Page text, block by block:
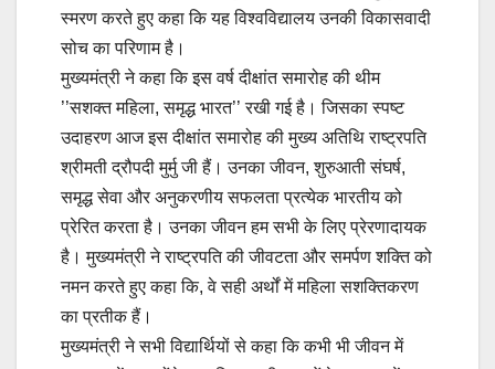
स्मरण करते हुए कहा कि यह विश्वविद्यालय उनकी विकासवादी
सोच का परिणाम है।
मुख्यमंत्री ने कहा कि इस वर्ष दीक्षांत समारोह की थीम
’’सशक्त महिला, समृद्ध भारत’’ रखी गई है। जिसका स्पष्ट
उदाहरण आज इस दीक्षांत समारोह की मुख्य अतिथि राष्ट्रपति
श्रीमती द्रौपदी मुर्मु जी हैं। उनका जीवन, शुरुआती संघर्ष,
समृद्ध सेवा और अनुकरणीय सफलता प्रत्येक भारतीय को
प्रेरित करता है। उनका जीवन हम सभी के लिए प्रेरणादायक
है। मुख्यमंत्री ने राष्ट्रपति की जीवटता और समर्पण शक्ति को
नमन करते हुए कहा कि, वे सही अर्थों में महिला सशक्तिकरण
का प्रतीक हैं।
मुख्यमंत्री ने सभी विद्यार्थियों से कहा कि कभी भी जीवन में